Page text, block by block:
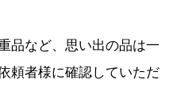
品など、思い出の品は一
頼者様に確認していただ